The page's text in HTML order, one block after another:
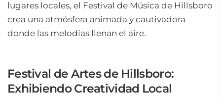
lugares locales, el Festival de Música de Hillsboro
crea una atmósfera animada y cautivadora
donde las melodías llenan el aire.
Festival de Artes de Hillsboro:
Exhibiendo Creatividad Local